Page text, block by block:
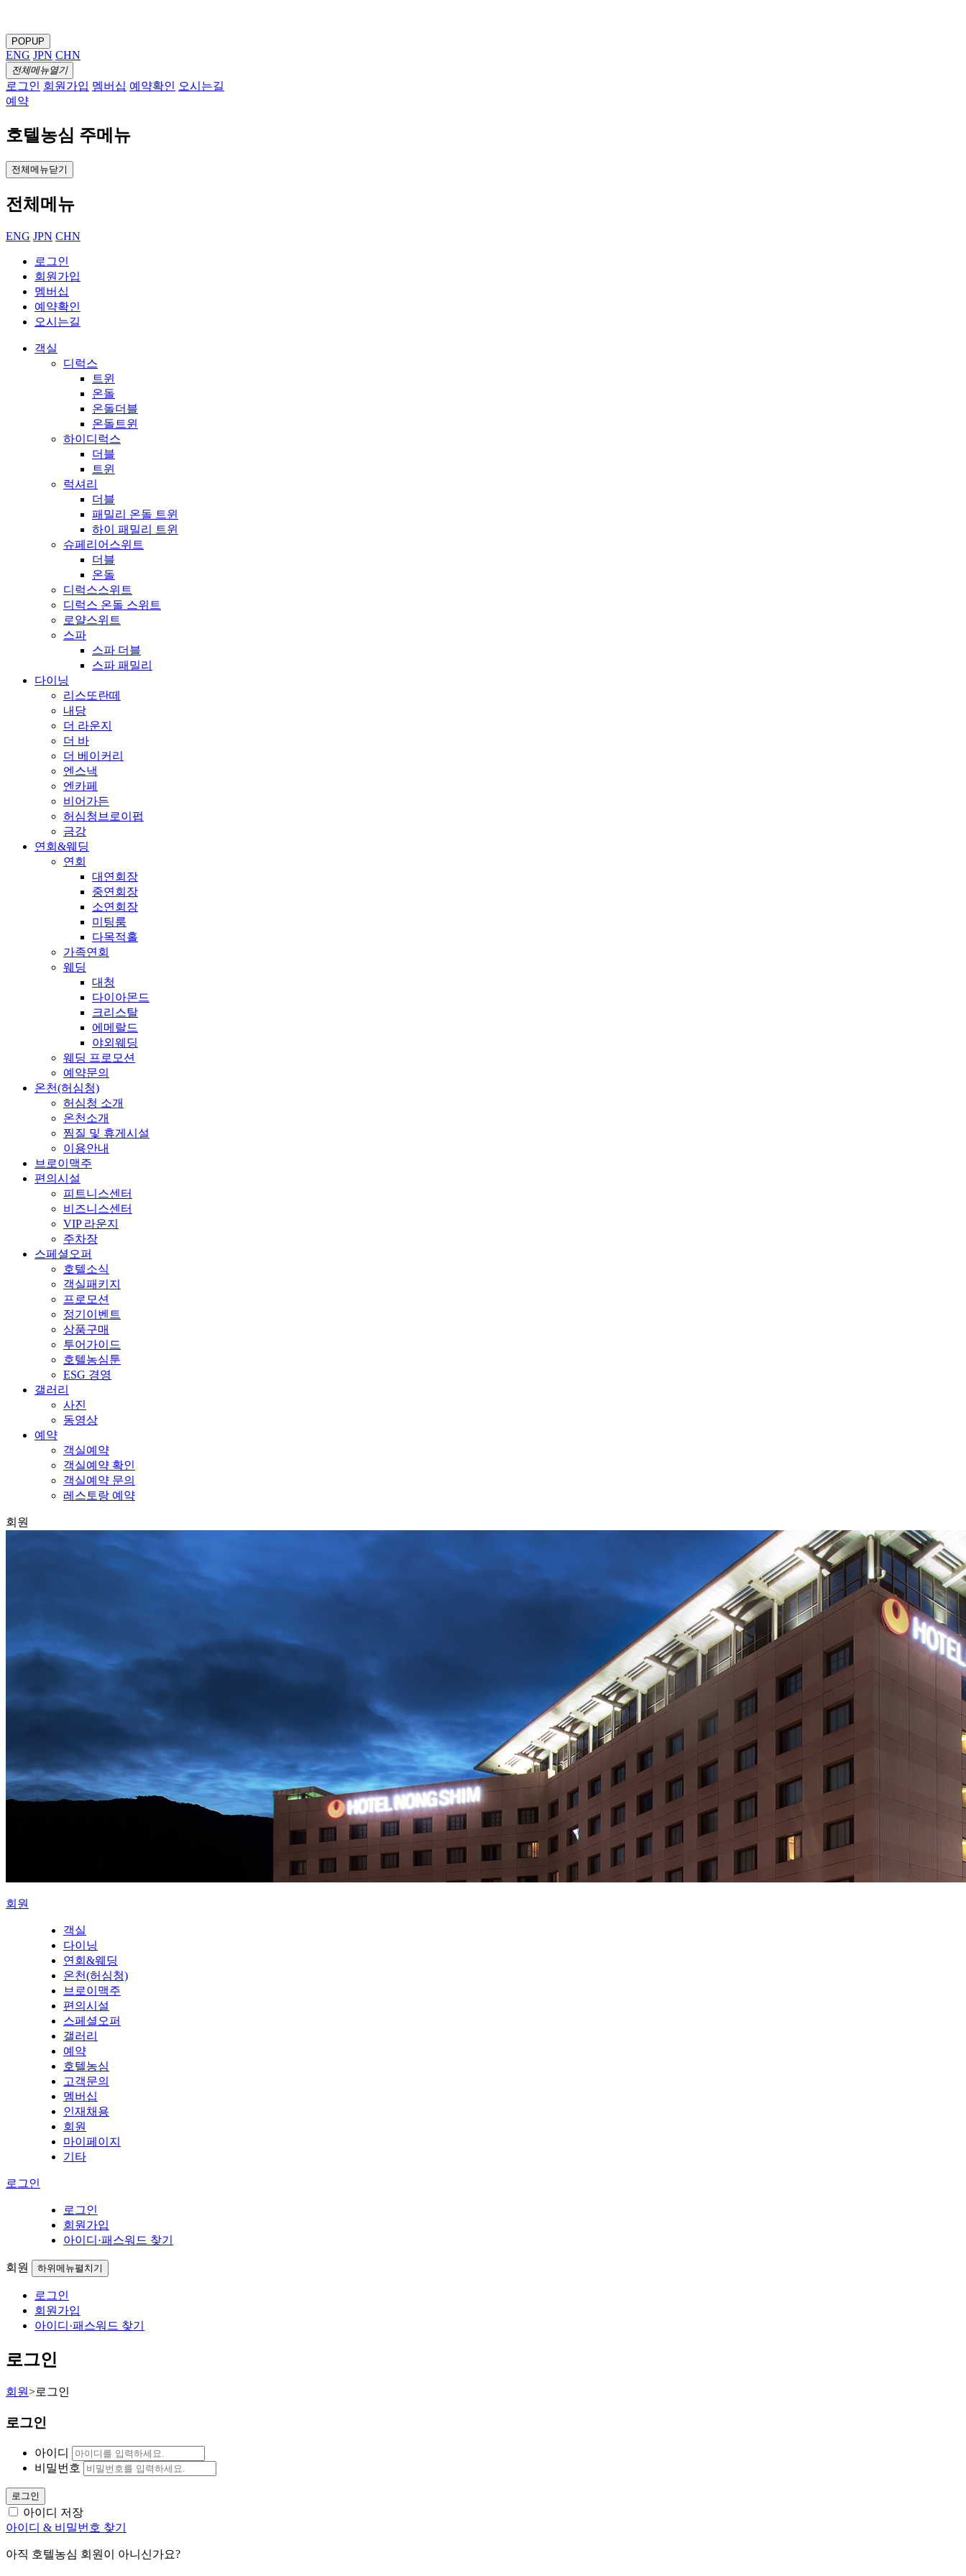
POPUP
ENG JPN CHN
전체메뉴열기
로그인 회원가입 멤버십 예약확인 오시는길
예약
호텔농심 주메뉴
전체메뉴닫기
전체메뉴
ENG JPN CHN
로그인
회원가입
멤버십
예약확인
오시는길
객실
디럭스
트윈
온돌
온돌더블
온돌트윈
하이디럭스
더블
트윈
럭셔리
더블
패밀리 온돌 트윈
하이 패밀리 트윈
슈페리어스위트
더블
온돌
디럭스스위트
디럭스 온돌 스위트
로얄스위트
스파
스파 더블
스파 패밀리
다이닝
리스또란떼
내당
더 라운지
더 바
더 베이커리
엔스낵
엔카페
비어가든
허심청브로이펍
금강
연회&웨딩
연회
대연회장
중연회장
소연회장
미팅룸
다목적홀
가족연회
웨딩
대청
다이아몬드
크리스탈
에메랄드
야외웨딩
웨딩 프로모션
예약문의
온천(허심청)
허심청 소개
온천소개
찜질 및 휴게시설
이용안내
브로이맥주
편의시설
피트니스센터
비즈니스센터
VIP 라운지
주차장
스페셜오퍼
호텔소식
객실패키지
프로모션
정기이벤트
상품구매
투어가이드
호텔농심툰
ESG 경영
갤러리
사진
동영상
예약
객실예약
객실예약 확인
객실예약 문의
레스토랑 예약
회원
회원
객실
다이닝
연회&웨딩
온천(허심청)
브로이맥주
편의시설
스페셜오퍼
갤러리
예약
호텔농심
고객문의
멤버십
인재채용
회원
마이페이지
기타
로그인
로그인
회원가입
아이디·패스워드 찾기
회원 하위메뉴펼치기
로그인
회원가입
아이디·패스워드 찾기
로그인
회원>로그인
로그인
아이디
비밀번호
로그인
아이디 저장
아이디 & 비밀번호 찾기
아직 호텔농심 회원이 아니신가요?